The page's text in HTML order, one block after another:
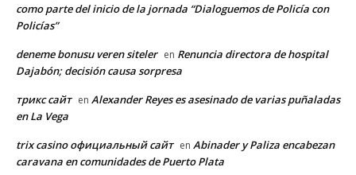
como parte del inicio de la jornada “Dialoguemos de Policía con
Policías”
deneme bonusu veren siteler en Renuncia directora de hospital
Dajabón; decisión causa sorpresa
трикс сайт en Alexander Reyes es asesinado de varias puñaladas
en La Vega
trix casino официальный сайт en Abinader y Paliza encabezan
caravana en comunidades de Puerto Plata